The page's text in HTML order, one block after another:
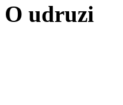
O udruzi